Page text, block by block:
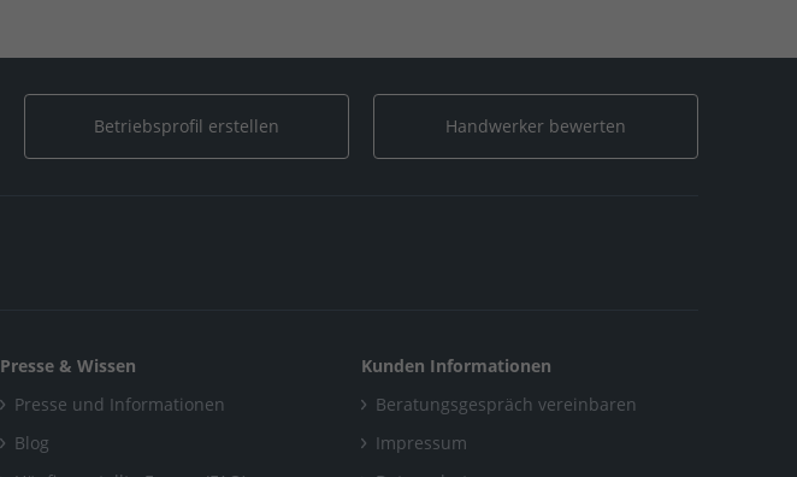
Betriebsprofil erstellen Handwerker bewerten
Presse & Wissen
Presse und Informationen
Blog
Kunden Informationen
Beratungsgespräch vereinbaren
Impressum